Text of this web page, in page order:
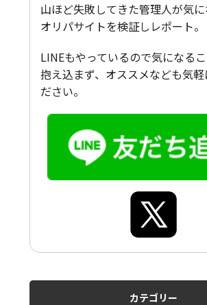
山ほど失敗してきた管理人が気
オリパサイトを検証しレポート。
LINEもやっているので気になる
抱え込まず、オススメなども気軽
ださい。
カテゴリー